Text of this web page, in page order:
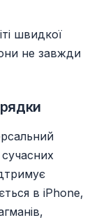
швидкої
не завжди
в iPhone,